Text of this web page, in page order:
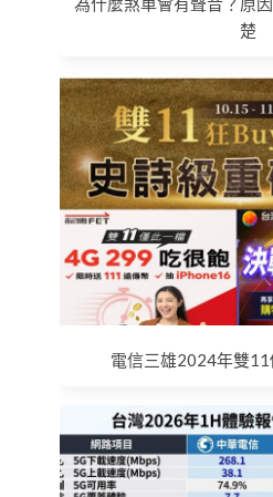
楚
電信三雄2024年雙